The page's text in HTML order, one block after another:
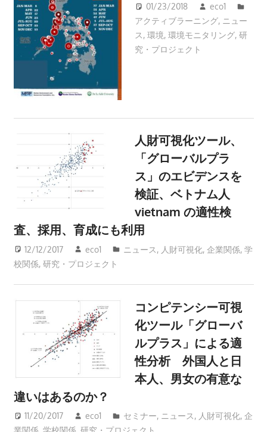
01/23/2018
eco1
アクティブラーニング, ニュー
ス,環境,環境モニタリング,研
究・プロジェクト
人財可視化ツール、
「グローバルプラ
ス」のエビデンスを
検証、ベトナム人
vietnam の適性検
査、採用、育成にも利用
12/12/2017 eco1 ニュース, 人財可視化,企業関係,学
校関係, 研究・プロジェクト
コンピテンシー可視
化ツール「グローバ
ルプラス」による適
性分析 外国人と日
本人、男女の有意な
違いはあるのか？
11/20/2017 eco1 セミナー, ニュース, 人財可視化,企